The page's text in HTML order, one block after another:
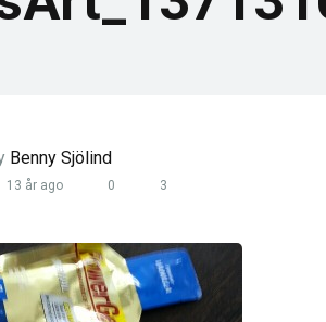
Benny Sjölind
13 år ago 0 3